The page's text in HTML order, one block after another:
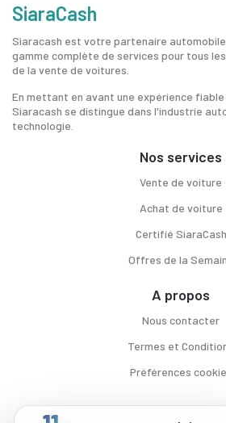
SiaraCash
Siaracash est votre partenaire
gamme complète de services pour tous
de la vente de voitures.
En mettant en avant une expérience
Siaracash se distingue dans l'industrie
technologie.
Nos services
Vente de voiture
Achat de voiture
Certifié SiaraCash
Offres de la
A propos
Nous contacter
Termes et
Préférences